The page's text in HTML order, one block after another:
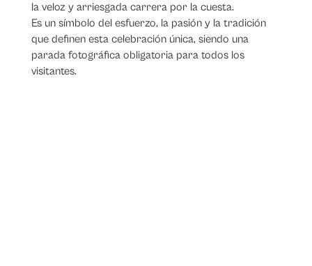
la veloz y arriesgada carrera por la cuesta.
Es un símbolo del esfuerzo, la pasión y la tradición
que definen esta celebración única, siendo una
parada fotográfica obligatoria para todos los
visitantes.